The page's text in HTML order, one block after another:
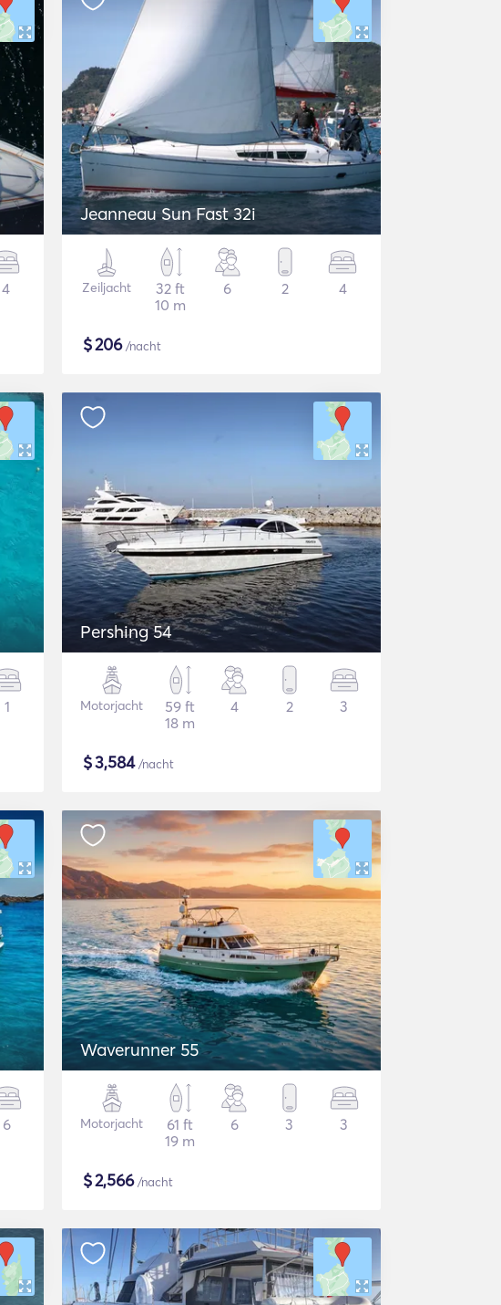
4
Jeanneau Sun Fast 32i
Zeiljacht
32 ft
10 m
6 2 4
$206/nacht
1
Pershing 54
Motorjacht
59 ft
18 m
4 2 3
$3,584/nacht
6
Waverunner 55
Motorjacht
61 ft
19 m
6 3 3
$2,566/nacht